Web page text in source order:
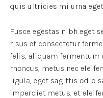
quis ultricies mi urna
Fusce egestas nibh eget
risus et consectetur
felis, aliquam fermentum
rhoncus, metus nec
ligula, eget sagittis odio
imperdiet metus, et